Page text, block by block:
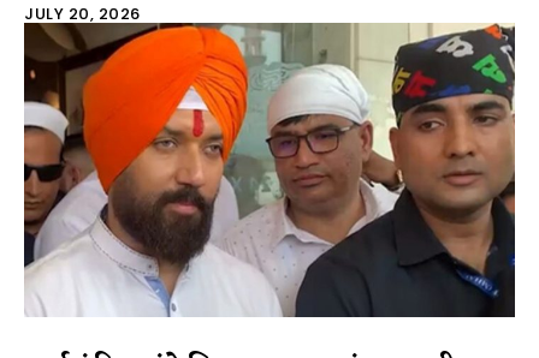
JULY 20, 2026